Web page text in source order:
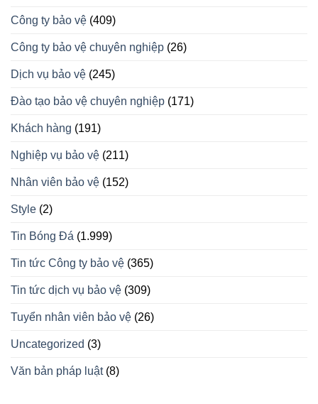
Công ty bảo vệ (409)
Công ty bảo vệ chuyên nghiệp (26)
Dịch vụ bảo vệ (245)
Đào tạo bảo vệ chuyên nghiệp (171)
Khách hàng (191)
Nghiệp vụ bảo vệ (211)
Nhân viên bảo vệ (152)
Style (2)
Tin Bóng Đá (1.999)
Tin tức Công ty bảo vệ (365)
Tin tức dịch vụ bảo vệ (309)
Tuyển nhân viên bảo vệ (26)
Uncategorized (3)
Văn bản pháp luật(8)